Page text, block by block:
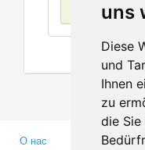
uns
Diese
und
Ihnen
zu
die Sie
О нас